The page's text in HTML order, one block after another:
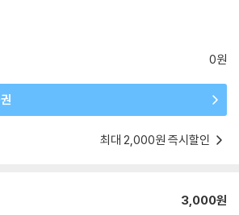
0원
최대 2,000원 즉시할인
3,000원